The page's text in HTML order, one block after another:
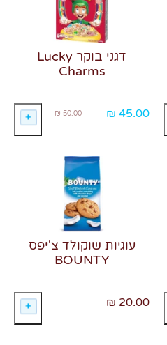
דגני בוקר Lucky
Charms
45.00 ₪
מחיר
50.00 ₪
עוגיות שוקולד צ'יפס
BOUNTY
20.00 ₪